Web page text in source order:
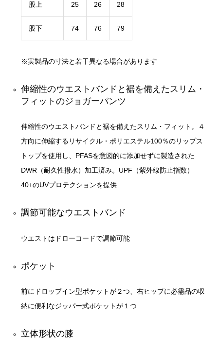
股上 25 26 28
股下 74 76 79
※実製品の寸法と若干異なる場合があります
伸縮性のウエストバンドと裾を備えたスリム・
フィットのジョガーパンツ
伸縮性のウエストバンドと裾を備えたスリム・フィット。４
方向に伸縮するリサイクル・ポリエステル100％のリップス
トップを使用し、PFASを意図的に添加せずに製造された
DWR（耐久性撥水）加工済み。UPF（紫外線防止指数）
40+のUVプロテクションを提供
調節可能なウエストバンド
ウエストはドローコードで調節可能
ポケット
前にドロップイン型ポケットが２つ、右ヒップに必需品の収
納に便利なジッパー式ポケットが１つ
立体形状の膝